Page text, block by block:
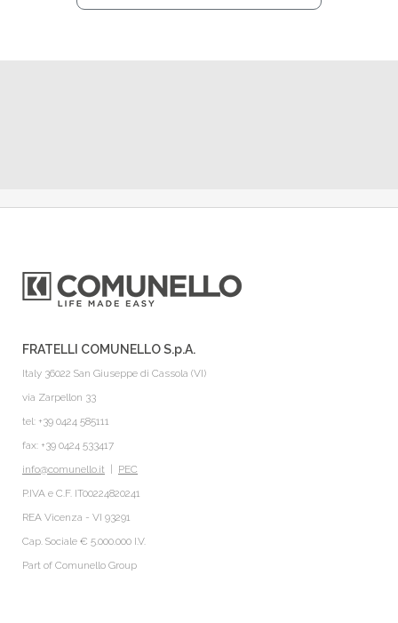
FRATELLI COMUNELLO S.p.A.
Italy 36022 San Giuseppe di Cassola (VI)
via Zarpellon 33
tel: +39 0424 585111
fax: +39 0424 533417
info@comunello.it
PEC
P.IVA e C.F. IT00224820241
REA Vicenza - VI 93291
Cap. Sociale € 5.000.000 I.V.
Part of Comunello Group